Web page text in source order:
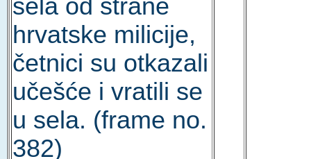
sela od strane
hrvatske milicije,
četnici su otkazali
učešće i vratili se
u sela. (frame no.
382)